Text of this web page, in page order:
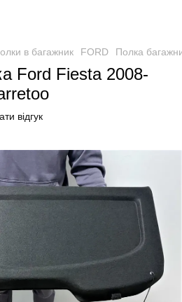
в багажник FORD Полка
Ford Fiesta 2008-
відгук